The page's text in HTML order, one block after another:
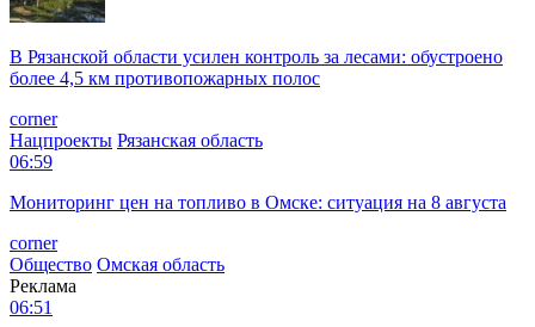
В Рязанской области усилен контроль за лесами: обустроено
более 4,5 км противопожарных полос
corner
Нацпроекты Рязанская область
06:59
Мониторинг цен на топливо в Омске: ситуация на 8 августа
corner
Общество Омская область
Реклама
06:51